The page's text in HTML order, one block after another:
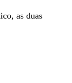
as duas